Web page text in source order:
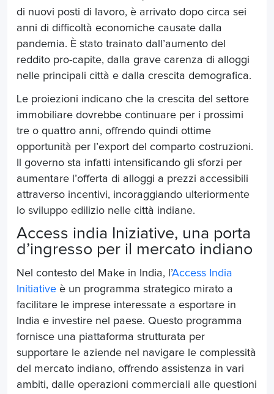
di nuovi posti di lavoro, è arrivato dopo circa sei
anni di difficoltà economiche causate dalla
pandemia. È stato trainato dall’aumento del
reddito pro-capite, dalla grave carenza di alloggi
nelle principali città e dalla crescita demografica.
Le proiezioni indicano che la crescita del settore
immobiliare dovrebbe continuare per i prossimi
tre o quattro anni, offrendo quindi ottime
opportunità per l’export del comparto costruzioni.
Il governo sta infatti intensificando gli sforzi per
aumentare l’offerta di alloggi a prezzi accessibili
attraverso incentivi, incoraggiando ulteriormente
lo sviluppo edilizio nelle città indiane.
Access india Iniziative, una porta
d’ingresso per il mercato indiano
Nel contesto del Make in India, l’Access India
Initiative è un programma strategico mirato a
facilitare le imprese interessate a esportare in
India e investire nel paese. Questo programma
fornisce una piattaforma strutturata per
supportare le aziende nel navigare le complessità
del mercato indiano, offrendo assistenza in vari
ambiti, dalle operazioni commerciali alle questioni